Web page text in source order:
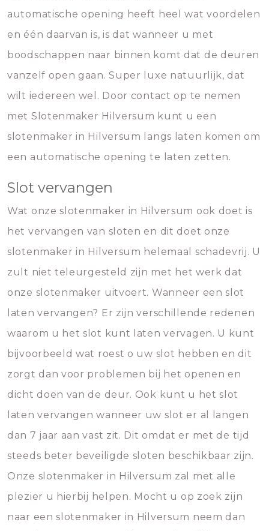
automatische opening heeft heel wat voordelen
en één daarvan is, is dat wanneer u met
boodschappen naar binnen komt dat de deuren
vanzelf open gaan. Super luxe natuurlijk, dat
wilt iedereen wel. Door contact op te nemen
met Slotenmaker Hilversum kunt u een
slotenmaker in Hilversum langs laten komen om
een automatische opening te laten zetten.
Slot vervangen
Wat onze slotenmaker in Hilversum ook doet is
het vervangen van sloten en dit doet onze
slotenmaker in Hilversum helemaal schadevrij. U
zult niet teleurgesteld zijn met het werk dat
onze slotenmaker uitvoert. Wanneer een slot
laten vervangen? Er zijn verschillende redenen
waarom u het slot kunt laten vervagen. U kunt
bijvoorbeeld wat roest o uw slot hebben en dit
zorgt dan voor problemen bij het openen en
dicht doen van de deur. Ook kunt u het slot
laten vervangen wanneer uw slot er al langen
dan 7 jaar aan vast zit. Dit omdat er met de tijd
steeds beter beveiligde sloten beschikbaar zijn.
Onze slotenmaker in Hilversum zal met alle
plezier u hierbij helpen. Mocht u op zoek zijn
naar een slotenmaker in Hilversum neem dan